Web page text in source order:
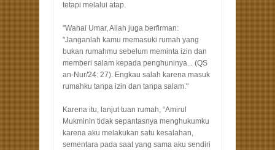
tetapi melalui atap.
"Wahai Umar, Allah juga berfirman:
"Janganlah kamu memasuki rumah yang
bukan rumahmu sebelum meminta izin dan
memberi salam kepada penghuninya... (QS
an-Nur/24: 27). Engkau salah karena masuk
rumahku tanpa izin dan tanpa salam."
Karena itu, lanjut tuan rumah, “Amirul
Mukminin tidak sepantasnya menghukumku
karena aku melakukan satu kesalahan,
sementara pada saat yang sama aku sendiri